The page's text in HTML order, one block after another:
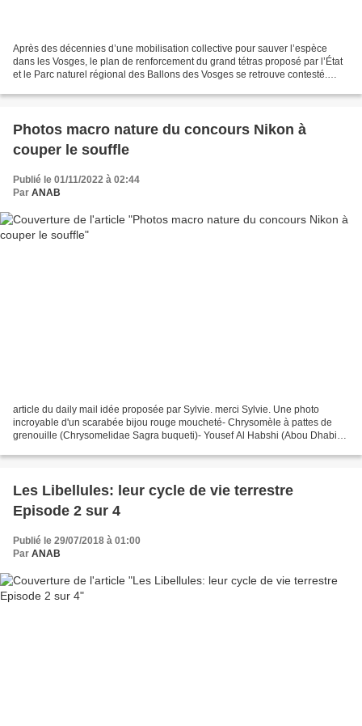
Après des décennies d’une mobilisation collective pour sauver l’espèce
dans les Vosges, le plan de renforcement du grand tétras proposé par l’État
et le Parc naturel régional des Ballons des Vosges se retrouve contesté.
Photos macro nature du concours Nikon à
couper le souffle
Publié le 01/11/2022 à 02:44
Par ANAB
article du daily mail idée proposée par Sylvie. merci Sylvie. Une photo
incroyable d'un scarabée bijou rouge moucheté- Chrysomèle à pattes de
grenouille (Chrysomelidae Sagra buqueti)- Yousef Al Habshi (Abou Dhabi)
Les Libellules: leur cycle de vie terrestre
Episode 2 sur 4
Publié le 29/07/2018 à 01:00
Par ANAB